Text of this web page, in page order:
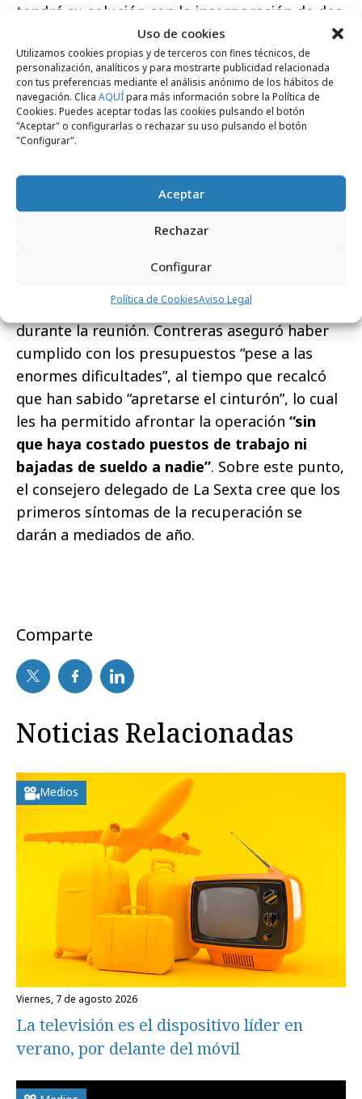
Uso de cookies
Utilizamos cookies propias y de terceros con fines técnicos, de
personalización, analíticos y para mostrarte publicidad relacionada
con tus preferencias mediante el análisis anónimo de los hábitos de
navegación. Clica AQUÍpara más información sobre la Política de
Cookies. Puedes aceptar todas las cookies pulsando el botón
"Aceptar" o configurarlas o rechazar su uso pulsando el botón
"Configurar".
Aceptar
Rechazar
Configurar
Política de CookiesAviso Legal
tendrá su solución con la incorporación de dos
nuevas fcciones a finales de 2010. El consejero
delegado cree el año próximo va a ser
“trascendente” para la historia de la televisión
en España “con la llegada de lanueva ley
audiovisual, elmodelo sin publicidad de TVE
el apagón analógico
nuevos múltiples”. Además, se muestra
expectante para el nuevo año donde confían
“que La Sexta toque techo con un ocho por
crisis económicatambién tuvo cabida
durante la reunión. Contreras aseguró haber
cumplido con los presupuestos “pese a las
enormes dificultades”, al tiempo que recalcó
que han sabido “apretarse el cinturón”, lo cual
les ha permitido afrontar la operación “sin
que haya costado puestos de trabajo ni
bajadas de sueldo a nadie”. Sobre este punto,
el consejero delegado de La Sexta cree que los
primeros síntomas de la recuperación se
darán a mediados de año.
Comparte
Noticias Relacionadas
Medios
viernes, 7 de agosto 2026
La televisión es el dispositivo líder en
verano, por delante del móvil